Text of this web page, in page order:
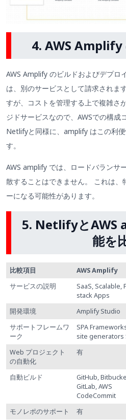
4. AWS Amplify
AWS Amplify のビルドおよびデプロ
は、別のサービスとして請求されま
すが、コストを管理する上で複雑さ
ジドサービスなので、AWSでの構成
Netlifyと同様に、amplify はこの利
す。
AWS amplify では、ロードバランサ
散することはできません。 これは
ーになる可能性があります。
5. NetlifyとAWS
能を
比較項目 AWS Amplify
サービスの説明
SaaS, Scalable,
stack Apps
開発環境
Amplify Studio
サポートフレームワ
ーク
SPA
site generators
Web プロジェクト
の自動化
有
自動ビルド
GitHub,
GitLab, AWS
CodeCommit
モノレポのサポート
有